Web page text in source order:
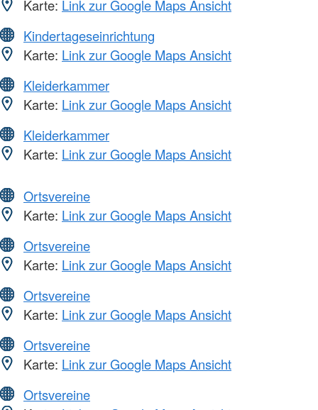
Karte: Link zur Google Maps Ansicht
Kindertageseinrichtung
Karte: Link zur Google Maps Ansicht
Kleiderkammer
Karte: Link zur Google Maps Ansicht
Kleiderkammer
Karte: Link zur Google Maps Ansicht
Ortsvereine
Karte: Link zur Google Maps Ansicht
Ortsvereine
Karte: Link zur Google Maps Ansicht
Ortsvereine
Karte: Link zur Google Maps Ansicht
Ortsvereine
Karte: Link zur Google Maps Ansicht
Ortsvereine